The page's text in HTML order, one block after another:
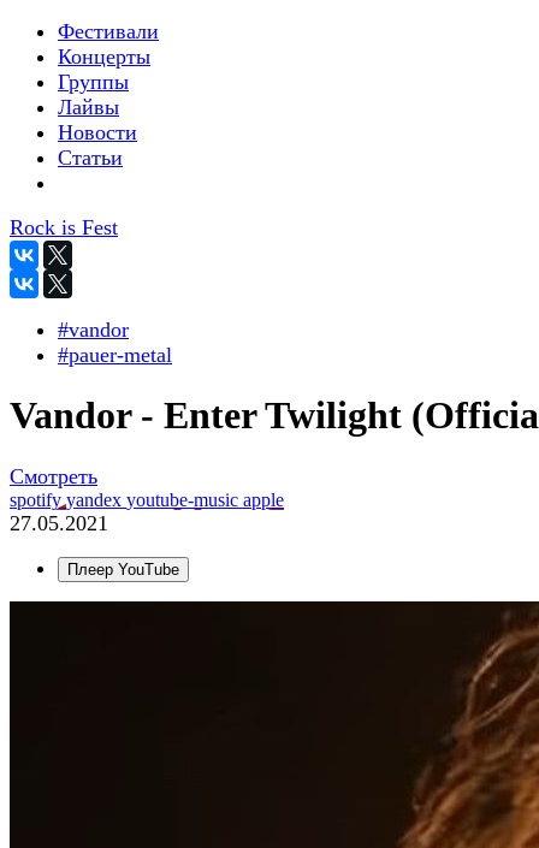
Фестивали
Концерты
Группы
Лайвы
Новости
Статьи
Rock is Fest
#vandor
#pauer-metal
Vandor - Enter Twilight
Смотреть
spotifyyandex youtube-music apple
27.05.2021
Плеер YouTube